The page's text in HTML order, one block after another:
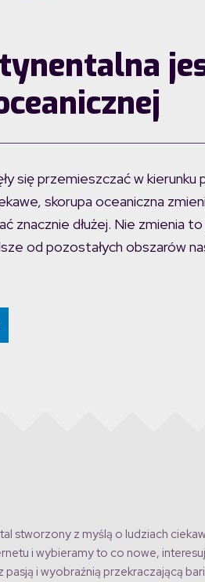
się przemieszczać w
skorupa oceaniczna
znacznie dłużej. Nie zmienia
od pozostałych obszarów
stworzony z myślą o ludziach
i wybieramy to co nowe,
i wyobraźnią przekraczającą